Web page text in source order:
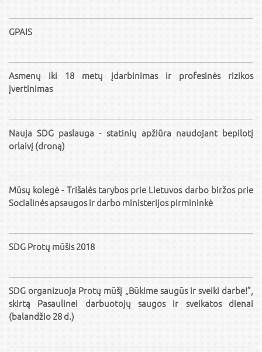
GPAIS
Asmenų iki 18 metų įdarbinimas ir profesinės rizikos
įvertinimas
Nauja SDG paslauga - statinių apžiūra naudojant bepilotį
orlaivį (droną)
Mūsų kolegė - Trišalės tarybos prie Lietuvos darbo biržos prie
Socialinės apsaugos ir darbo ministerijos pirmininkė
SDG Protų mūšis 2018
SDG organizuoja Protų mūšį „Būkime saugūs ir sveiki darbe!”,
skirtą Pasaulinei darbuotojų saugos ir sveikatos dienai
(balandžio 28 d.)